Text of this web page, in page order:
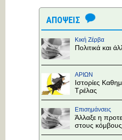
ΑΠΟΨΕΙΣ
Κική Ζέρβα
Πολιτικά και
ΑΡΙΩΝ
Ιστορίες
Τρέλας
Επισημάνσεις
Άλλαξε η
στους